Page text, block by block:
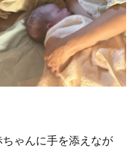
ゃんに手を添えなが